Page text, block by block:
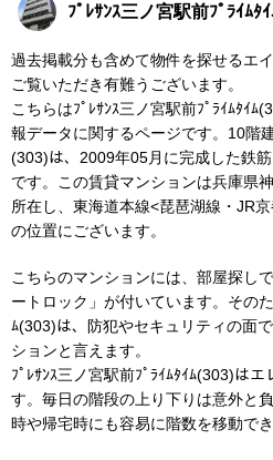
ﾌﾟﾚｻﾝｽ三ノ宮駅前ﾌﾟﾗｲﾑﾀ
過去掲載分も含めて物件を探せるエ
ご覧いただき有難うございます。
こちらはﾌﾟﾚｻﾝｽ三ノ宮駅前ﾌﾟﾗｲﾑﾀｲ
報データに関するページです。10階
(303)は、2009年05月に完成した鉄
です。この賃貸マンションは兵庫県
所在し、東海道本線<琵琶湖線・JR
の位置にございます。
こちらのマンションには、部屋探し
ートロック」が付いています。その
ﾑ(303)は、防犯やセキュリティの面
ションと言えます。
ﾌﾟﾚｻﾝｽ三ノ宮駅前ﾌﾟﾗｲﾑﾀｲﾑ(303)は
す。毎日の階段の上り下りは意外と
時や帰宅時にも容易に階数を移動でき